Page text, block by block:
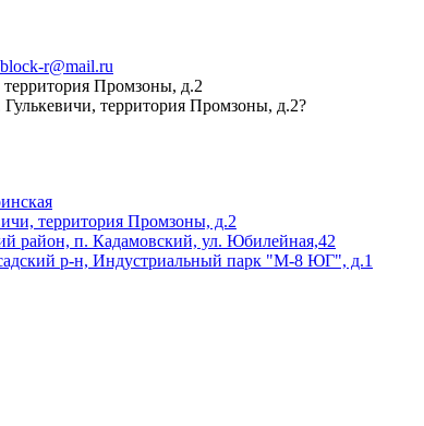
r@mail.ru
территория Промзоны, д.2
Гулькевичи, территория Промзоны, д.2?
территория Промзоны, д.2
район, п. Кадамовский, ул. Юбилейная,42
р-н, Индустриальный парк "М-8 ЮГ", д.1